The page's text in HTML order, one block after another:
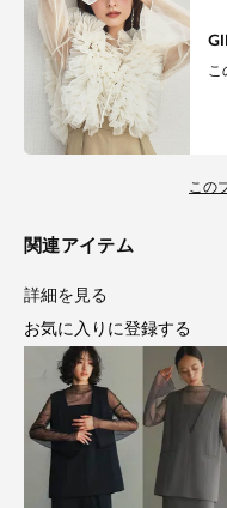
こ
この
関連アイテム
詳細を見る
お気に入りに登録する